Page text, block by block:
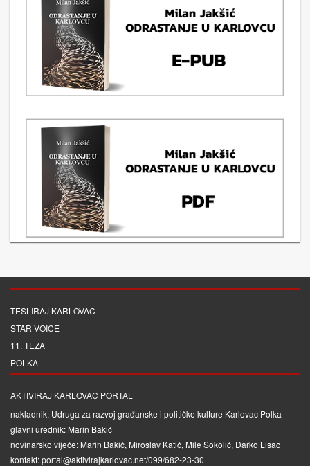
TESLIRAJ KARLOVAC
STAR VOICE
11. TEZA
POLKA
AKTIVIRAJ KARLOVAC PORTAL
nakladnik: Udruga za razvoj građanske i političke kulture Karlovac Polka
glavni urednik: Marin Bakić
novinarsko vijeće: Marin Bakić, Miroslav Katić, Mile Sokolić, Darko Lisac
kontakt: portal@aktivirajkarlovac.net/099/682-23-30